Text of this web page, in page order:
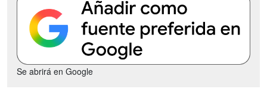
Se abrirá en Google